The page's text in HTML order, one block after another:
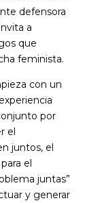
defensora
a
que
feminista.
con un
por
el
juntos, el
el
juntas”
y generar